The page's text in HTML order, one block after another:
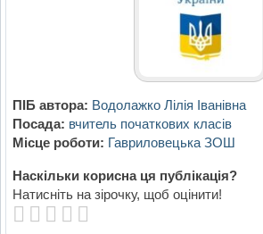
ПІБ автора: Водолажко Лілія Іванівна
Посада: вчитель початкових класів
Місце роботи: Гавриловецька ЗОШ
Наскільки корисна ця публікація?
Натисніть на зірочку, щоб оцінити!